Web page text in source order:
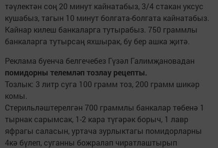
тәүлектән соң 20 минут кайнатабыз, 3/4 стакан уксус
кушабыз, тагын 10 минут болгата-болгата кайнатабыз.
Кайнар килеш банкаларга тутырабыз. 750 граммлы
банкаларга тутырсаң яхшырак, бу бер ашка җитә.
Реклама буенча белгечебез Гүзәл Галимҗановадан
помидорны телемләп тозлау рецепты.
Тозлык: 3 литр суга 100 грамм тоз, 200 грамм шикәр
комы.
Стерильләштерелгән 700 граммлы банкалар төбенә 1
тырнак сарымсак, 1-2 кара түгәрәк борыч, 1 лавр
яфрагы саласын, уртача зурлыктагы помидорларны
4кә бүлеп, суганны божралап чиратлаштырып